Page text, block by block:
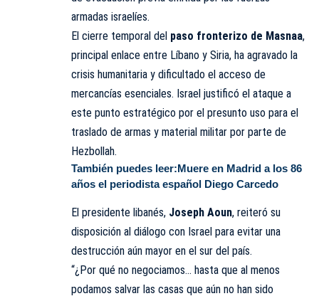
armadas israelíes.
El cierre temporal del paso fronterizo de Masnaa,
principal enlace entre Líbano y Siria, ha agravado la
crisis humanitaria y dificultado el acceso de
mercancías esenciales. Israel justificó el ataque a
este punto estratégico por el presunto uso para el
traslado de armas y material militar por parte de
Hezbollah.
También puedes leer:Muere en Madrid a los 86
años el periodista español Diego Carcedo
El presidente libanés, Joseph Aoun, reiteró su
disposición al diálogo con Israel para evitar una
destrucción aún mayor en el sur del país.
“¿Por qué no negociamos… hasta que al menos
podamos salvar las casas que aún no han sido